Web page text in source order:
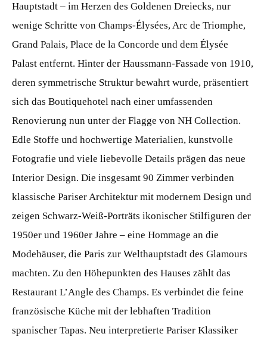
Hauptstadt – im Herzen des Goldenen Dreiecks, nur
wenige Schritte von Champs-Élysées, Arc de Triomphe,
Grand Palais, Place de la Concorde und dem Élysée
Palast entfernt. Hinter der Haussmann-Fassade von 1910,
deren symmetrische Struktur bewahrt wurde, präsentiert
sich das Boutiquehotel nach einer umfassenden
Renovierung nun unter der Flagge von NH Collection.
Edle Stoffe und hochwertige Materialien, kunstvolle
Fotografie und viele liebevolle Details prägen das neue
Interior Design. Die insgesamt 90 Zimmer verbinden
klassische Pariser Architektur mit modernem Design und
zeigen Schwarz-Weiß-Porträts ikonischer Stilfiguren der
1950er und 1960er Jahre – eine Hommage an die
Modehäuser, die Paris zur Welthauptstadt des Glamours
machten. Zu den Höhepunkten des Hauses zählt das
Restaurant L’Angle des Champs. Es verbindet die feine
französische Küche mit der lebhaften Tradition
spanischer Tapas. Neu interpretierte Pariser Klassiker